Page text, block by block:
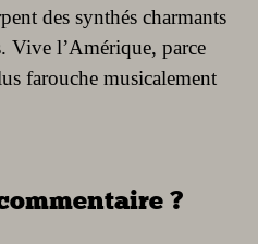
des synthés charmants
Vive l’Amérique, parce
farouche musicalement
?